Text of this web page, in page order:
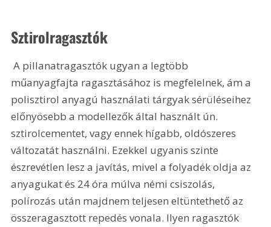
Sztirolragasztók
A pillanatragasztók ugyan a legtöbb
műanyagfajta ragasztásához is megfelelnek, ám a
polisztirol anyagú használati tárgyak sérüléseihez
előnyösebb a modellezők által használt ún.
sztirolcementet, vagy ennek hígabb, oldószeres
változatát használni. Ezekkel ugyanis szinte
észrevétlen lesz a javítás, mivel a folyadék oldja az
anyagukat és 24 óra múlva némi csiszolás,
polírozás után majdnem teljesen eltüntethető az
összeragasztott repedés vonala. Ilyen ragasztók